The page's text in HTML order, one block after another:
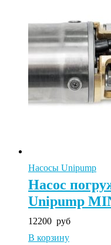
Насосы Unipump
Насос
Unipump
12200 руб
В корзину